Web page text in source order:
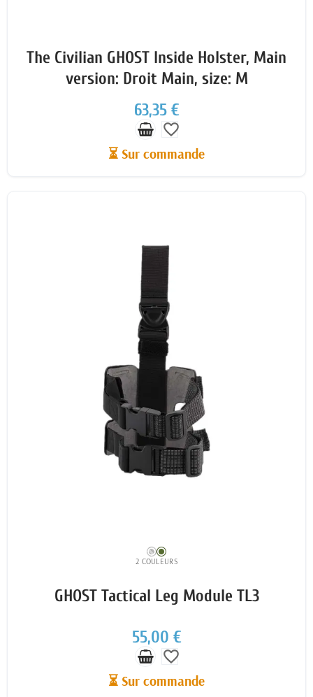
The Civilian GHOST Inside Holster, Main
version: Droit Main, size: M
63,35 €
favorite_border
⏳ Sur commande
2 COULEURS
GHOST Tactical Leg Module TL3
55,00 €
favorite_border
⏳ Sur commande